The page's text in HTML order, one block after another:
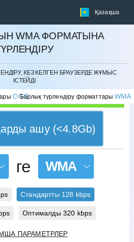
Қазақша
WMA ФОРМАТЫНА
КЕЗ КЕЛГЕН БРАУЗЕРДЕ ЖҰМЫС
ІСТЕЙДІ
OGGБарлық түрлендіру форматтарыWMA
ашу (<4.8Gb)
ге WMA
Стандартты 128 kbps
Оптималды 320 kbps
ПАРАМЕТРЛЕР